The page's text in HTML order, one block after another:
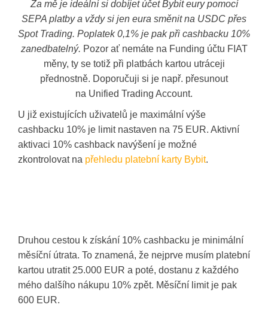
Za mě je ideální si dobíjet účet Bybit eury pomocí
SEPA platby a vždy si jen eura směnit na USDC přes
Spot Trading. Poplatek 0,1% je pak při cashbacku 10%
zanedbatelný. Pozor ať nemáte na Funding účtu FIAT
měny, ty se totiž při platbách kartou utráceji
přednostně. Doporučuji si je např. přesunout
na Unified Trading Account.
U již existujících uživatelů je maximální výše
cashbacku 10% je limit nastaven na 75 EUR. Aktivní
aktivaci 10% cashback navýšení je možné
zkontrolovat na přehledu platební karty Bybit.
Druhou cestou k získání 10% cashbacku je minimální
měsíční útrata. To znamená, že nejprve musím platební
kartou utratit 25.000 EUR a poté, dostanu z každého
mého dalšího nákupu 10% zpět. Měsíční limit je pak
600 EUR.